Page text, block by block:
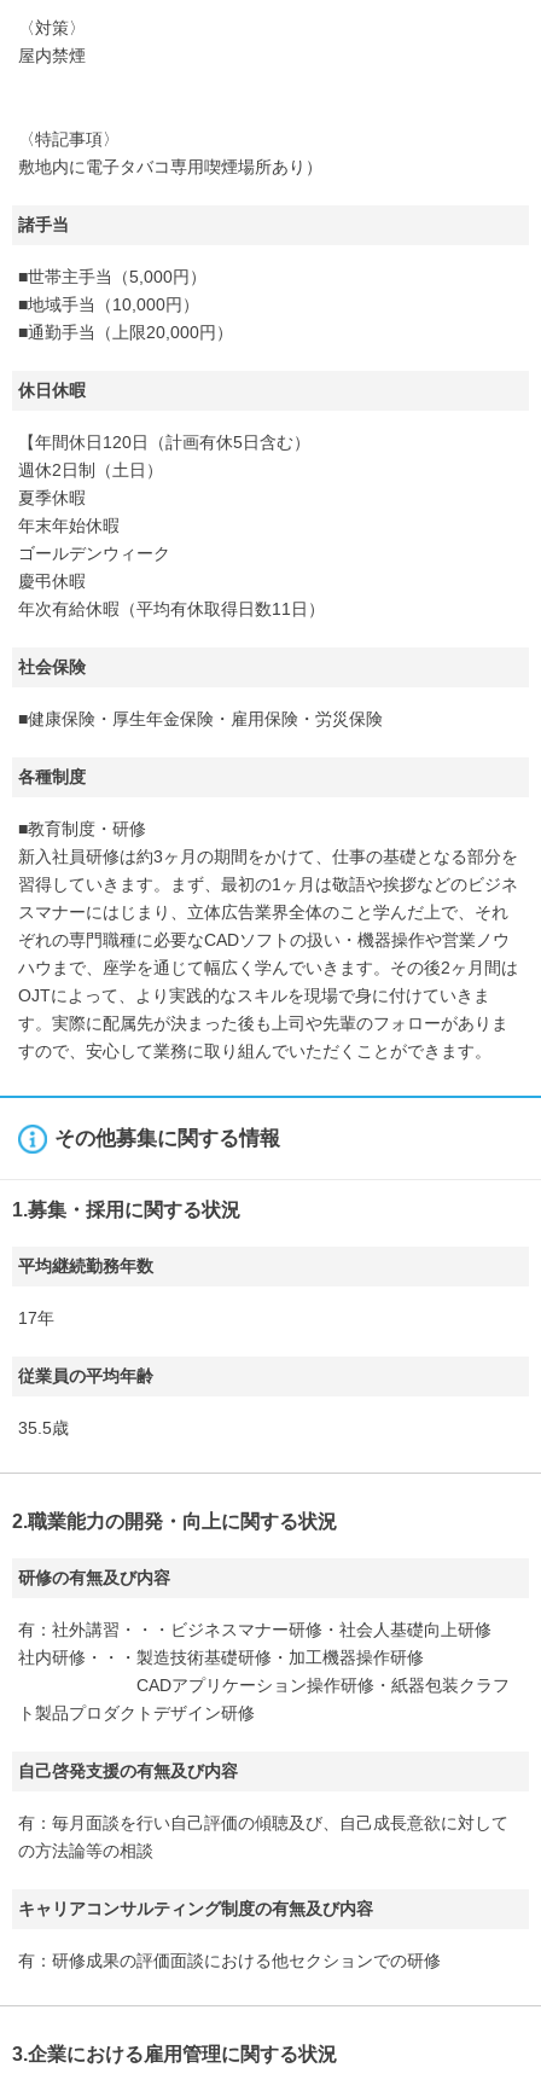
〈対策〉
屋内禁煙
〈特記事項〉
敷地内に電子タバコ専用喫煙場所あり）
諸手当
■世帯主手当（5,000円）
■地域手当（10,000円）
■通勤手当（上限20,000円）
休日休暇
【年間休日120日（計画有休5日含む）
週休2日制（土日）
夏季休暇
年末年始休暇
ゴールデンウィーク
慶弔休暇
年次有給休暇（平均有休取得日数11日）
社会保険
■健康保険・厚生年金保険・雇用保険・労災保険
各種制度
■教育制度・研修
新入社員研修は約3ヶ月の期間をかけて、仕事の基礎となる部分を
習得していきます。まず、最初の1ヶ月は敬語や挨拶などのビジネ
スマナーにはじまり、立体広告業界全体のこと学んだ上で、それ
ぞれの専門職種に必要なCADソフトの扱い・機器操作や営業ノウ
ハウまで、座学を通じて幅広く学んでいきます。その後2ヶ月間は
OJTによって、より実践的なスキルを現場で身に付けていきま
す。実際に配属先が決まった後も上司や先輩のフォローがありま
すので、安心して業務に取り組んでいただくことができます。
その他募集に関する情報
1.募集・採用に関する状況
平均継続勤務年数
17年
従業員の平均年齢
35.5歳
2.職業能力の開発・向上に関する状況
研修の有無及び内容
有：社外講習・・・ビジネスマナー研修・社会人基礎向上研修
社内研修・・・製造技術基礎研修・加工機器操作研修
CADアプリケーション操作研修・紙器包装クラフ
ト製品プロダクトデザイン研修
自己啓発支援の有無及び内容
有：毎月面談を行い自己評価の傾聴及び、自己成長意欲に対して
の方法論等の相談
キャリアコンサルティング制度の有無及び内容
有：研修成果の評価面談における他セクションでの研修
3.企業における雇用管理に関する状況